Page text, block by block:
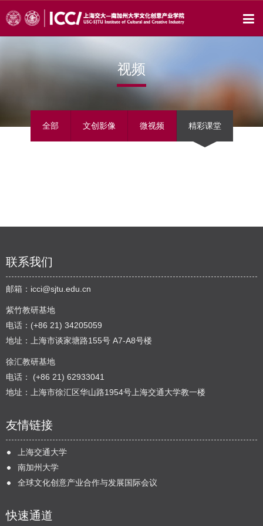
视频
全部 文创影像 微视频 精彩课堂
联系我们
邮箱： icci@sjtu.edu.cn
紫竹教研基地
电话：(+86 21) 34205059
地址：上海市谈家塘路155号 A7-A8号楼
徐汇教研基地
电话： (+86 21) 62933041
地址：上海市徐汇区华山路1954号上海交通大学教一楼
友情链接
上海交通大学
南加州大学
全球文化创意产业合作与发展国际会议
快速通道